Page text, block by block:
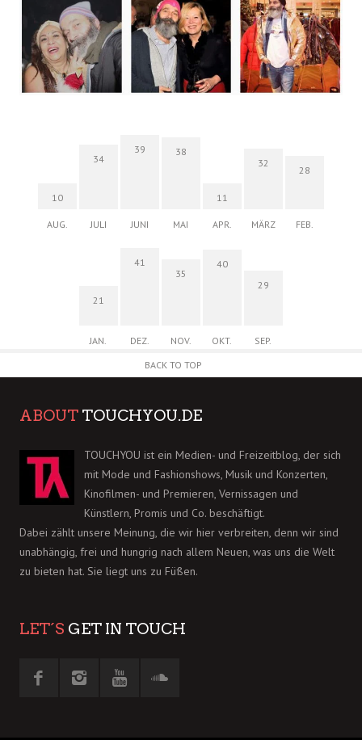
10
AUG.
34
JULI
39
JUNI
38
MAI
11
APR.
32
MÄRZ
28
FEB.
21
JAN.
41
DEZ.
35
NOV.
40
OKT.
29
SEP.
BACK TO TOP
ABOUT TOUCHYOU.DE
TOUCHYOU ist ein Medien- und Freizeitblog, der sich
mit Mode und Fashionshows, Musik und Konzerten,
Kinofilmen- und Premieren, Vernissagen und
Künstlern, Promis und Co. beschäftigt.
Dabei zählt unsere Meinung, die wir hier verbreiten, denn wir sind
unabhängig, frei und hungrig nach allem Neuen, was uns die Welt
zu bieten hat. Sie liegt uns zu Füßen.
LET´S GET IN TOUCH